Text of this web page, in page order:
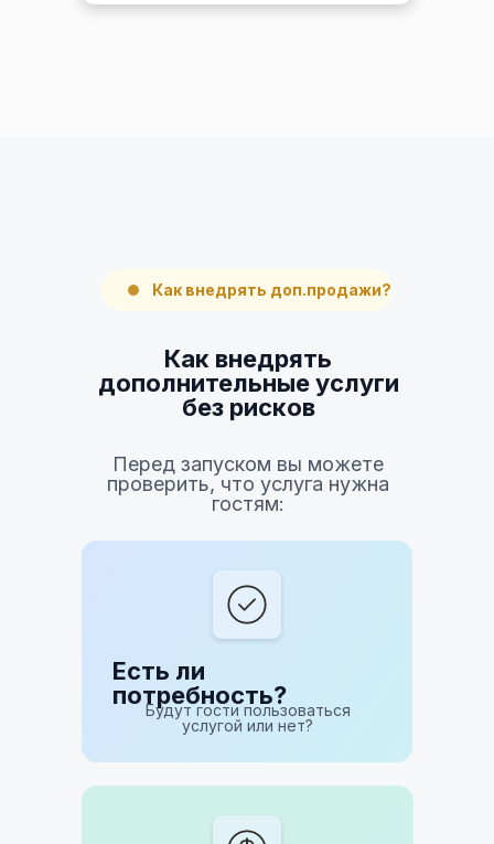
Как внедрять доп.продажи?
Есть ли
потребность?
Будут гости пользоваться
услугой или нет?
Как внедрять
дополнительные услуги
без рисков
Перед запуском вы можете
проверить, что услуга нужна
гостям: